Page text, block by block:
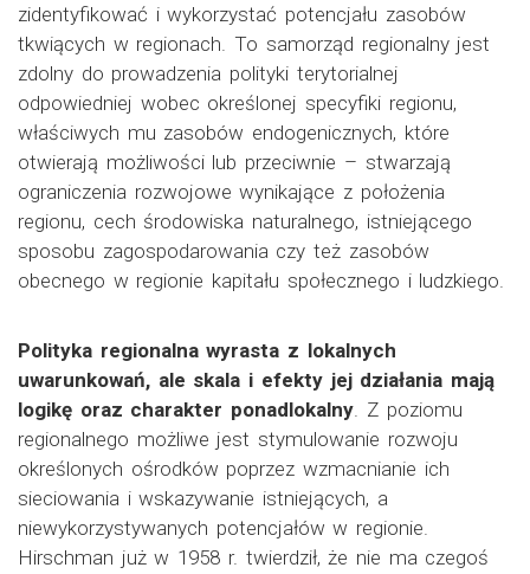
zidentyfikować i wykorzystać potencjału zasobów
tkwiących w regionach. To samorząd regionalny jest
zdolny do prowadzenia polityki terytorialnej
odpowiedniej wobec określonej specyfiki regionu,
właściwych mu zasobów endogenicznych, które
otwierają możliwości lub przeciwnie – stwarzają
ograniczenia rozwojowe wynikające z położenia
regionu, cech środowiska naturalnego, istniejącego
sposobu zagospodarowania czy też zasobów
obecnego w regionie kapitału społecznego i ludzkiego.
Polityka regionalna wyrasta z lokalnych
uwarunkowań, ale skala i efekty jej działania mają
logikę oraz charakter ponadlokalny. Z poziomu
regionalnego możliwe jest stymulowanie rozwoju
określonych ośrodków poprzez wzmacnianie ich
sieciowania i wskazywanie istniejących, a
niewykorzystywanych potencjałów w regionie.
Hirschman już w 1958 r. twierdził, że nie ma czegoś